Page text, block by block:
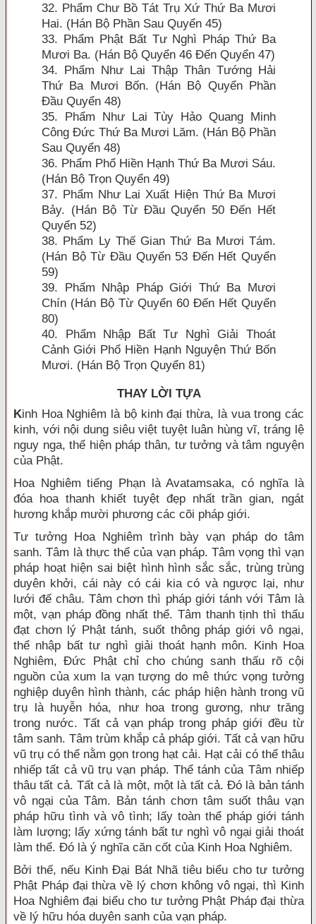
32. Phẩm Chư Bồ Tát Trụ Xứ Thứ Ba Mươi
Hai. (Hán Bộ Phần Sau Quyển 45)
33. Phẩm Phật Bất Tư Nghì Pháp Thứ Ba
Mươi Ba. (Hán Bộ Quyển 46 Ðến Quyển 47)
34. Phẩm Như Lai Thập Thân Tướng Hải
Thứ Ba Mươi Bốn. (Hán Bộ Quyển Phần
Ðầu Quyển 48)
35. Phẩm Như Lai Tùy Hảo Quang Minh
Công Ðức Thứ Ba Mươi Lăm. (Hán Bộ Phần
Sau Quyển 48)
36. Phẩm Phổ Hiền Hạnh Thứ Ba Mươi Sáu.
(Hán Bộ Trọn Quyển 49)
37. Phẩm Như Lai Xuất Hiện Thứ Ba Mươi
Bảy. (Hán Bộ Từ Ðầu Quyển 50 Ðến Hết
Quyển 52)
38. Phẩm Ly Thế Gian Thứ Ba Mươi Tám.
(Hán Bộ Từ Ðầu Quyển 53 Ðến Hết Quyển
59)
39. Phẩm Nhập Pháp Giới Thứ Ba Mươi
Chín (Hán Bộ Từ Quyển 60 Ðến Hết Quyển
80)
40. Phẩm Nhập Bất Tư Nghì Giải Thoát
Cảnh Giới Phổ Hiền Hạnh Nguyện Thứ Bốn
Mươi. (Hán Bộ Trọn Quyển 81)
THAY LỜI TỰA
Kinh Hoa Nghiêm là bộ kinh đại thừa, là vua trong các
kinh, với nội dung siêu việt tuyệt luân hùng vĩ, tráng lệ
nguy nga, thể hiện pháp thân, tư tưởng và tâm nguyện
của Phật.
Hoa Nghiêm tiếng Phạn là Avatamsaka, có nghĩa là
đóa hoa thanh khiết tuyệt đẹp nhất trần gian, ngát
hương khắp mười phương các cõi pháp giới.
Tư tưởng Hoa Nghiêm trình bày vạn pháp do tâm
sanh. Tâm là thực thể của vạn pháp. Tâm vọng thì vạn
pháp hoạt hiện sai biệt hình hình sắc sắc, trùng trùng
duyên khởi, cái này có cái kia có và ngược lại, như
lưới đế châu. Tâm chơn thì pháp giới tánh với Tâm là
một, vạn pháp đồng nhất thể. Tâm thanh tịnh thì thấu
đạt chơn lý Phật tánh, suốt thông pháp giới vô ngại,
thể nhập bất tư nghì giải thoát hạnh môn. Kinh Hoa
Nghiêm, Ðức Phật chỉ cho chúng sanh thấu rõ cội
nguồn của xum la vạn tượng do mê thức vọng tưởng
nghiệp duyên hình thành, các pháp hiện hành trong vũ
trụ là huyễn hóa, như hoa trong gương, như trăng
trong nước. Tất cả vạn pháp trong pháp giới đều từ
tâm sanh. Tâm trùm khắp cả pháp giới. Tất cả vạn hữu
vũ trụ có thể nằm gọn trong hạt cải. Hạt cải có thể thâu
nhiếp tất cả vũ trụ vạn pháp. Thể tánh của Tâm nhiếp
thâu tất cả. Tất cả là một, một là tất cả. Ðó là bản tánh
vô ngại của Tâm. Bản tánh chơn tâm suốt thâu vạn
pháp hữu tình và vô tình; lấy toàn thể pháp giới tánh
làm lượng; lấy xứng tánh bất tư nghì vô ngại giải thoát
làm thể. Ðó là ý nghĩa căn cốt của Kinh Hoa Nghiêm.
Bởi thế, nếu Kinh Ðại Bát Nhã tiêu biểu cho tư tưởng
Phật Pháp đại thừa về lý chơn không vô ngại, thì Kinh
Hoa Nghiêm đại biểu cho tư tưởng Phật Pháp đại thừa
về lý hữu hóa duyên sanh của vạn pháp.